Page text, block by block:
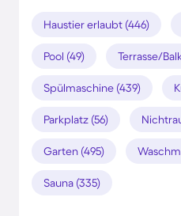
Haustier erlaubt (446)
Pool (49) Terrasse/
Spülmaschine (439)
Parkplatz (56)
Garten (495)
Sauna (335)